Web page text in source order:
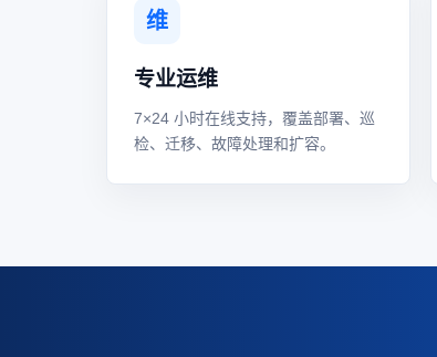
维
专业运维
7×24 小时在线支持，覆盖部署、巡
检、迁移、故障处理和扩容。